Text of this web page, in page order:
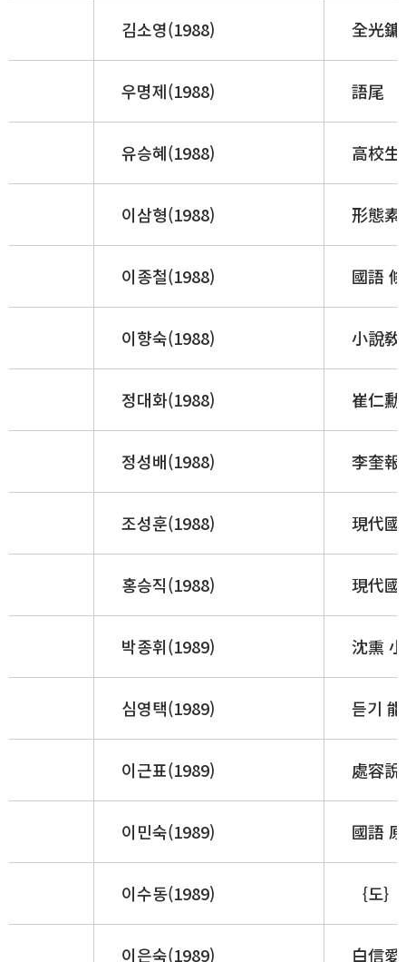
김소영(1988) 全光鏞
우명제(1988) 語尾
유승혜(1988) 高校生
이삼형(1988) 形態素
이종철(1988) 國語
이향숙(1988) 小說敎
정대화(1988) 崔仁勳
정성배(1988) 李奎報
조성훈(1988) 現代國
홍승직(1988) 現代國
박종휘(1989) 沈熏
심영택(1989) 듣기
이근표(1989) 處容說
이민숙(1989) 國語
이수동(1989) ｛도
이은숙(1989) 白信